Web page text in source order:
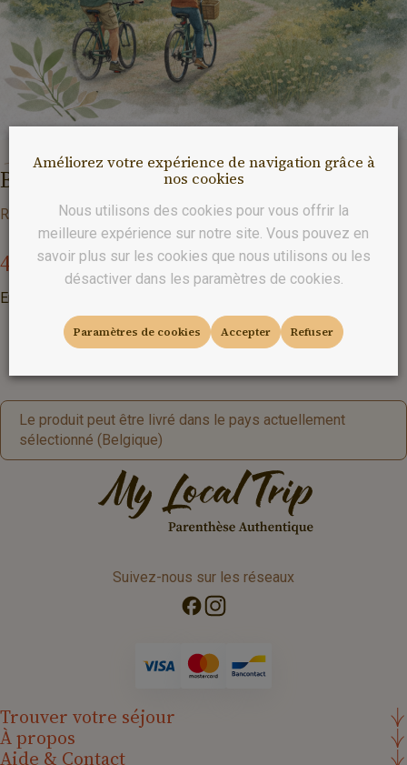
Bon 500€
Réf : BONCAD500
413 ,22€
Entrez le montant de votre choix
+ Commander
Le produit peut être livré dans le pays actuellement
sélectionné (Belgique)
Suivez-nous sur les réseaux
Trouver votre séjour
À propos
Aide & Contact
Améliorez votre expérience de navigation grâce à
nos cookies
Nous utilisons des cookies pour vous offrir la
meilleure expérience sur notre site. Vous pouvez en
savoir plus sur les cookies que nous utilisons ou les
désactiver dans les paramètres de cookies.
Paramètres de cookies Accepter Refuser